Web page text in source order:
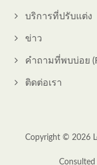
บริการที่ปรับแต่ง
ข่าว
คำถามที่พบบ่อย
ติดต่อเรา
Copyright © 2026